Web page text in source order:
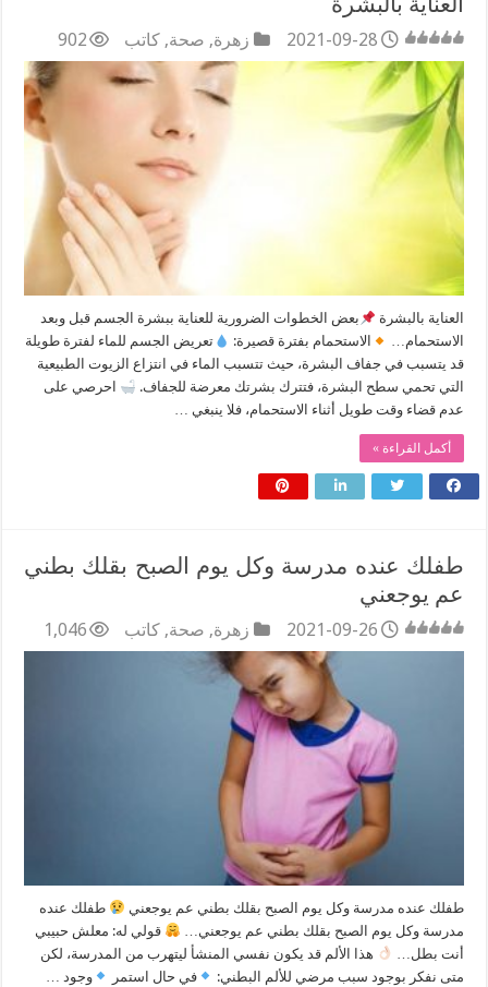
2021-09-28 زهرة, صحة, كاتب 902
العناية بالبشرة
بعض الخطوات الضرورية للعناية ببشرة الجسم قبل وبعد
الاستحمام…
الاستحمام بفترة قصيرة:
تعريض الجسم للماء لفترة طويلة
قد يتسبب في جفاف البشرة، حيث تتسبب الماء في انتزاع الزيوت الطبيعية
التي تحمي سطح البشرة، فتترك بشرتك معرضة للجفاف.
احرصي على
عدم قضاء وقت طويل أثناء الاستحمام، فلا ينبغي …
أكمل القراءة »
طفلك عنده مدرسة وكل يوم الصبح بقلك بطني
عم يوجعني
2021-09-26 زهرة, صحة, كاتب 1,046
طفلك عنده مدرسة وكل يوم الصبح بقلك بطني عم يوجعني
طفلك عنده
مدرسة وكل يوم الصبح بقلك بطني عم يوجعني…
قولي له: معلش حبيبي
أنت بطل…
هذا الألم قد يكون نفسي المنشأ ليتهرب من المدرسة، لكن
متى نفكر بوجود سبب مرضي للألم البطني:
في حال استمر وجود …